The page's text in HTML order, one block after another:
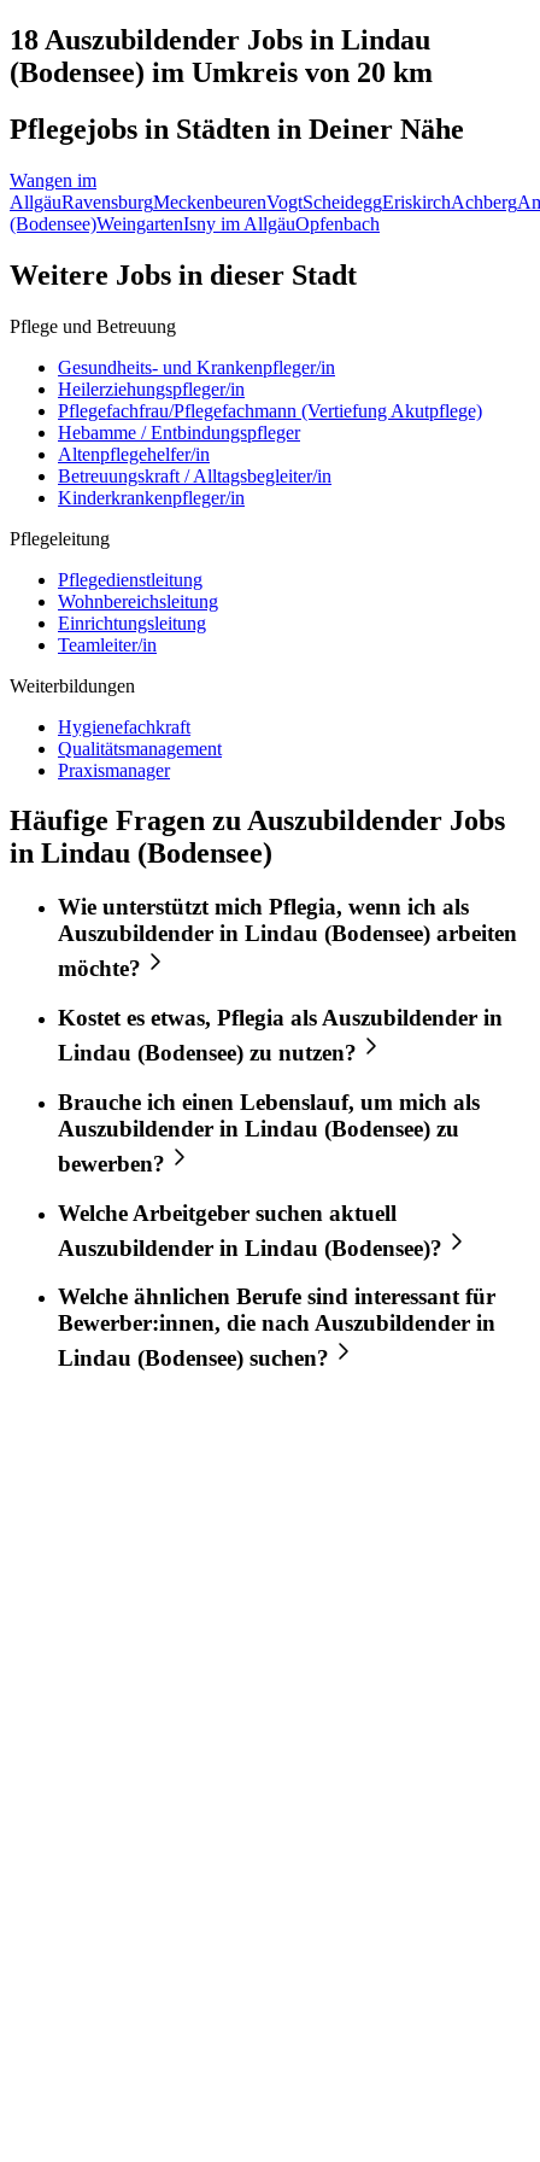
18 Auszubildender Jobs in Lindau
(Bodensee) im Umkreis von 20 km
Pflegejobs in Städten in Deiner Nähe
Wangen im
AllgäuRavensburgMeckenbeurenVogtScheideggEriskirchAchberg
(Bodensee)WeingartenIsny im AllgäuOpfenbach
Weitere Jobs in dieser Stadt
Pflege und Betreuung
Gesundheits- und Krankenpfleger/in
Heilerziehungspfleger/in
Pflegefachfrau/Pflegefachmann (Vertiefung Akutpflege)
Hebamme / Entbindungspfleger
Altenpflegehelfer/in
Betreuungskraft / Alltagsbegleiter/in
Kinderkrankenpfleger/in
Pflegeleitung
Pflegedienstleitung
Wohnbereichsleitung
Einrichtungsleitung
Teamleiter/in
Weiterbildungen
Hygienefachkraft
Qualitätsmanagement
Praxismanager
Häufige Fragen zu Auszubildender Jobs
in Lindau (Bodensee)
Wie unterstützt mich Pflegia, wenn ich als
Auszubildender in Lindau (Bodensee) arbeiten
möchte?
Kostet es etwas, Pflegia als Auszubildender in
Lindau (Bodensee) zu nutzen?
Brauche ich einen Lebenslauf, um mich als
Auszubildender in Lindau (Bodensee) zu
bewerben?
Welche Arbeitgeber suchen aktuell
Auszubildender in Lindau (Bodensee)?
Welche ähnlichen Berufe sind interessant für
Bewerber:innen, die nachAuszubildender in
Lindau (Bodensee) suchen?